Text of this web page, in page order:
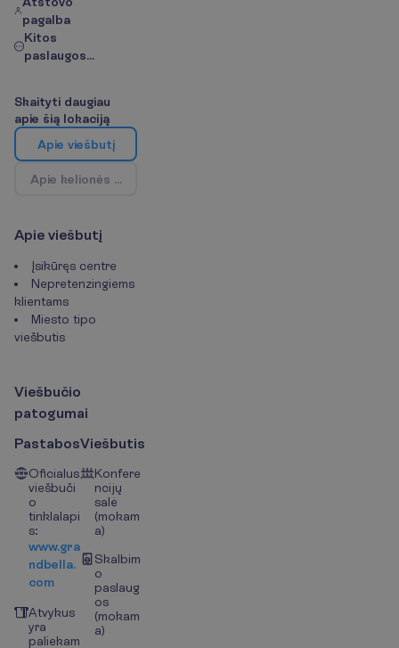
pagalba
Kitos
paslaugos...
Skaityti daugiau
apie šią lokaciją
Apie viešbutį
Apie kelionės kr
Apie viešbutį
Įsikūręs centre
Nepretenzingiems
klientams
Miesto tipo
viešbutis
Viešbučio
patogumai
Pastabos
Oficialus
viešbuči
o
tinklalapi
s:
www.gra
ndbella.
com
Atvykus
yra
paliekam
Viešbutis
Konfere
ncijų
salė
(mokam
a)
Skalbim
o
paslaug
os
(mokam
a)